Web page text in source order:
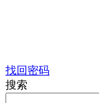
找回密码
搜索